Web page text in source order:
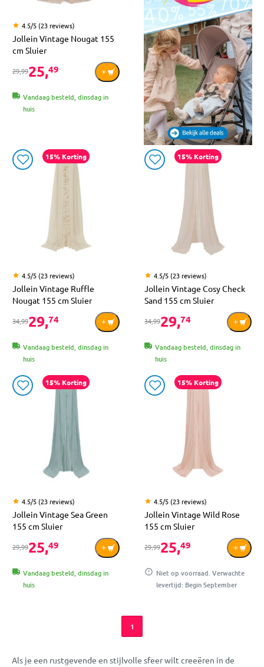
4.5/5 (23 reviews)
Jollein Vintage Nougat 155
cm Sluier
29,9925,49
Vandaag besteld, dinsdag in
huis
15% Korting
4.5/5 (23 reviews)
Jollein Vintage Ruffle
Nougat 155 cm Sluier
34,9929,74
Vandaag besteld, dinsdag in
huis
15% Korting
4.5/5 (23 reviews)
Jollein Vintage Cosy Check
Sand 155 cm Sluier
34,9929,74
Vandaag besteld, dinsdag in
huis
15% Korting
4.5/5 (23 reviews)
Jollein Vintage Sea Green
155 cm Sluier
29,9925,49
Vandaag besteld, dinsdag in
huis
15% Korting
4.5/5 (23 reviews)
Jollein Vintage Wild Rose
155 cm Sluier
29,9925,49
Niet op voorraad. Verwachte
levertijd: Begin September
1
Als je een rustgevende en stijlvolle sfeer wilt creeëren in de